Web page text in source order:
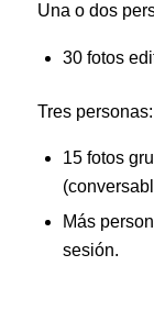
Una o dos
30 fotos
Tres personas:
15 fotos
Más
sesión.